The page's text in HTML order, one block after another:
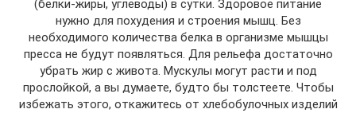
(белки-жиры, углеводы) в сутки. Здоровое питание
нужно для похудения и строения мышц. Без
необходимого количества белка в организме мышцы
пресса не будут появляться. Для рельефа достаточно
убрать жир с живота. Мускулы могут расти и под
прослойкой, а вы думаете, будто бы толстеете. Чтобы
избежать этого, откажитесь от хлебобулочных изделий